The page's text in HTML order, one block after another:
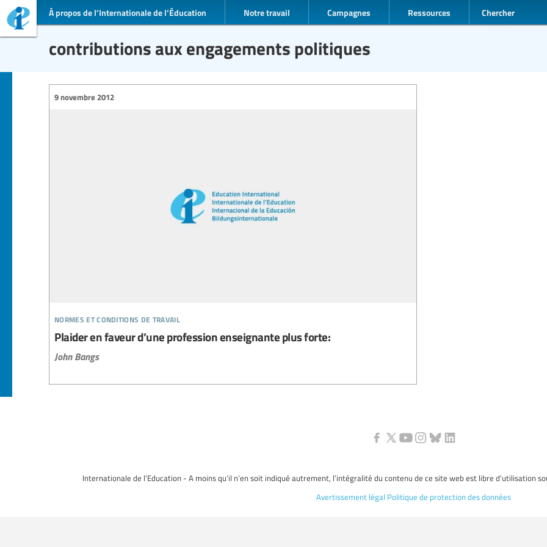
À propos de l’Internationale de l’Éducation Notre travail Campagnes Ressources Chercher
contributions aux engagements politiques
normes et conditions de travail
9 novembre 2012
Plaider en faveur d’une profession enseignante plus forte:
John Bangs
Internationale de l’Education - A moins qu’il n’en soit indiqué autrement, l’intégralité du contenu de ce site web est libre d’utilisation
Avertissement légal Politique de protection des données